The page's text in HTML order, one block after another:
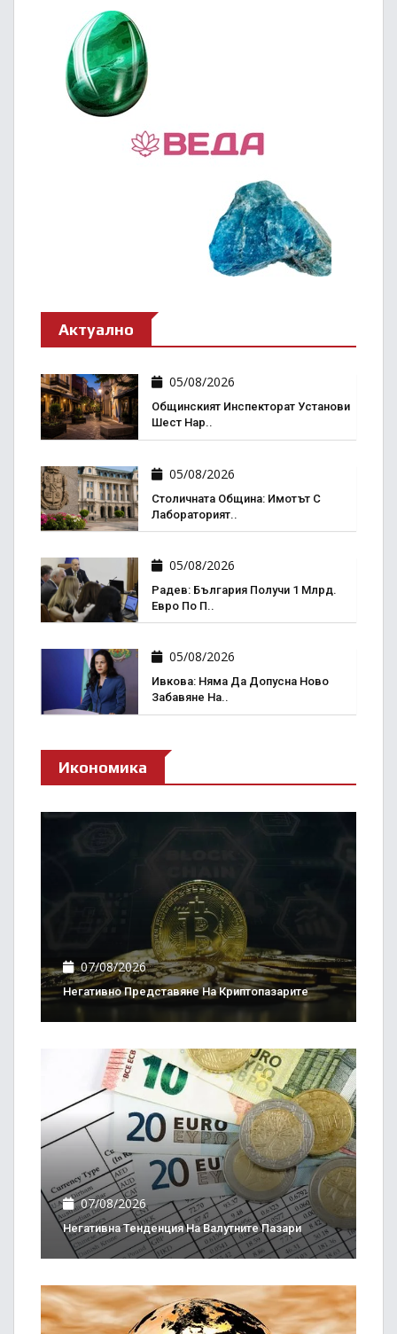
Актуално
05/08/2026
Общинският Инспекторат Установи
Шест Нар..
05/08/2026
Столичната Община: Имотът С
Лабораторият..
05/08/2026
Радев: България Получи 1 Млрд.
Евро По П..
05/08/2026
Ивкова: Няма Да Допусна Ново
Забавяне На..
Икономика
07/08/2026
Негативно Представяне На Криптопазарите
07/08/2026
Негативна Тенденция На Валутните Пазари